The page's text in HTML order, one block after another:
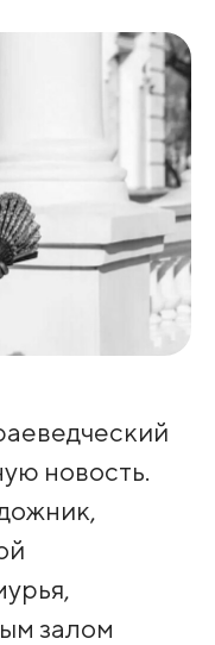
новость.
залом